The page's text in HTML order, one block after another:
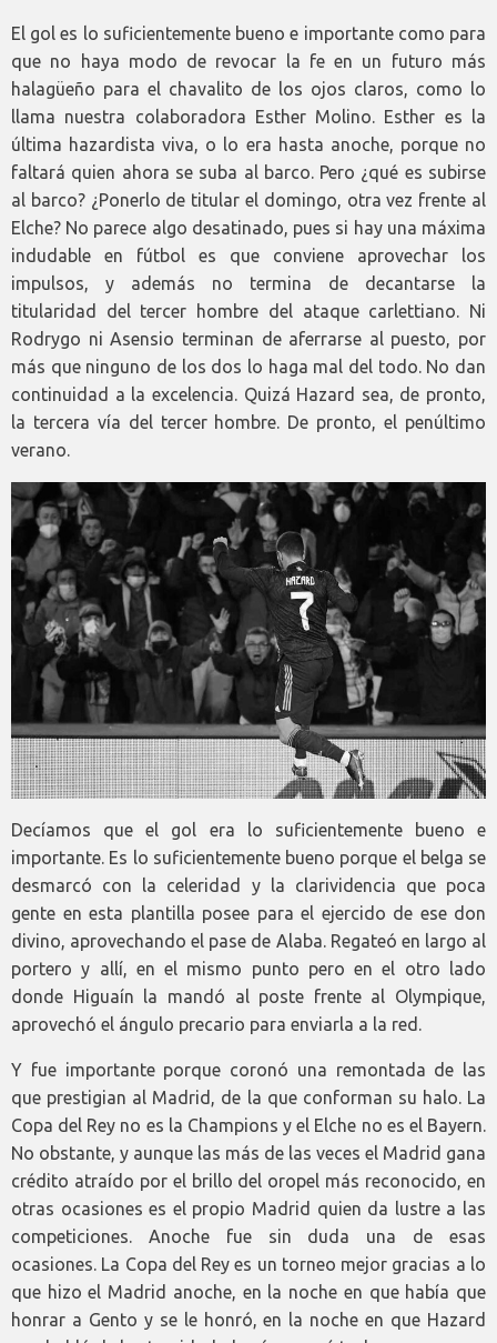
El gol es lo suficientemente bueno e importante como para
que no haya modo de revocar la fe en un futuro más
halagüeño para el chavalito de los ojos claros, como lo
llama nuestra colaboradora Esther Molino. Esther es la
última hazardista viva, o lo era hasta anoche, porque no
faltará quien ahora se suba al barco. Pero ¿qué es subirse
al barco? ¿Ponerlo de titular el domingo, otra vez frente al
Elche? No parece algo desatinado, pues si hay una máxima
indudable en fútbol es que conviene aprovechar los
impulsos, y además no termina de decantarse la
titularidad del tercer hombre del ataque carlettiano. Ni
Rodrygo ni Asensio terminan de aferrarse al puesto, por
más que ninguno de los dos lo haga mal del todo. No dan
continuidad a la excelencia. Quizá Hazard sea, de pronto,
la tercera vía del tercer hombre. De pronto, el penúltimo
verano.
Decíamos que el gol era lo suficientemente bueno e
importante. Es lo suficientemente bueno porque el belga se
desmarcó con la celeridad y la clarividencia que poca
gente en esta plantilla posee para el ejercido de ese don
divino, aprovechando el pase de Alaba. Regateó en largo al
portero y allí, en el mismo punto pero en el otro lado
donde Higuaín la mandó al poste frente al Olympique,
aprovechó el ángulo precario para enviarla a la red.
Y fue importante porque coronó una remontada de las
que prestigian al Madrid, de la que conforman su halo. La
Copa del Rey no es la Champions y el Elche no es el Bayern.
No obstante, y aunque las más de las veces el Madrid gana
crédito atraído por el brillo del oropel más reconocido, en
otras ocasiones es el propio Madrid quien da lustre a las
competiciones. Anoche fue sin duda una de esas
ocasiones. La Copa del Rey es un torneo mejor gracias a lo
que hizo el Madrid anoche, en la noche en que había que
honrar a Gento y se le honró, en la noche en que Hazard